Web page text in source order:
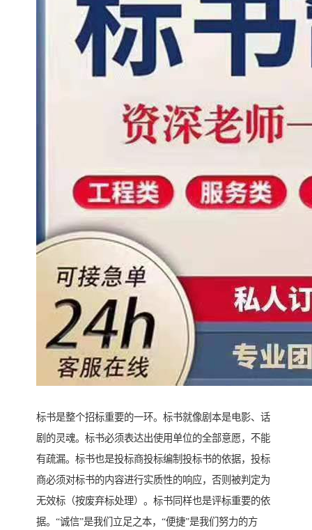
标书是整个招标重要的一环。标书就像剧本是电影、话
剧的灵魂。标书必须表达出使用单位的全部意愿，不能
有疏漏。标书也是投标商投标编制投标书的依据，投标
商必须对标书的内容进行实质性的响应，否则被判定为
无效标（按废弃标处理）。标书同样也是评标重要的依
据。“诚信”是我们立足之本，“便捷”是我们努力的方